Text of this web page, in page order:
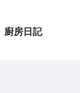
廚房日記